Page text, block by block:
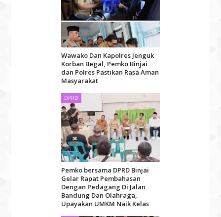
Wawako Dan Kapolres Jenguk
Korban Begal, Pemko Binjai
dan Polres Pastikan Rasa Aman
Masyarakat
DPRD
Pemko bersama DPRD Binjai
Gelar Rapat Pembahasan
Dengan Pedagang Di Jalan
Bandung Dan Olahraga,
Upayakan UMKM Naik Kelas